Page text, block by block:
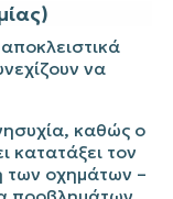
να
καθώς ο
κατατάξει τον
των οχημάτων –